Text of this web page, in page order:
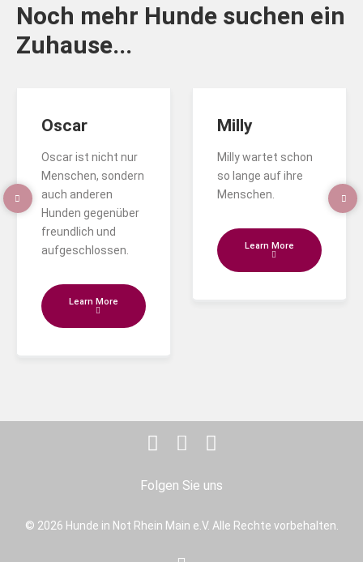
Noch mehr Hunde suchen ein
Zuhause...
Oscar
Oscar ist nicht nur
Menschen, sondern
auch anderen
Hunden gegenüber
freundlich und
aufgeschlossen.
Learn More
Milly
Milly wartet schon
so lange auf ihre
Menschen.
Learn More
Folgen Sie uns
© 2026 Hunde in Not Rhein Main e.V. Alle Rechte vorbehalten.